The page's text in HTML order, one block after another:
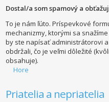
Dostal/a som spamový a
To je nám ľúto. Príspevkové
mechanizmy, ktorými sa
by ste napísať administrátorovi
obdržali, čo je veľmi dôležité
obsahuje).
Hore
Priatelia a nepriatelia